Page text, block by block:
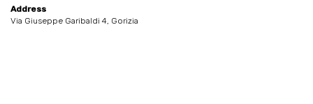
Address
Via Giuseppe Garibaldi 4, Gorizia